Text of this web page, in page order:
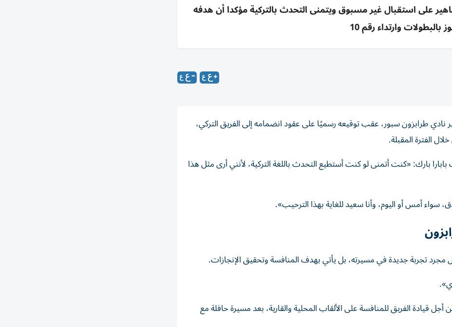
على استقبال غير مسبوق ويتمنى التحدث بالتركية مؤكدا أن هدفه
بالبطولات وارتداء رقم 10
طرابزون سبور، عقب توقيعه رسميًا على عقود انضمامه إلى الفريق التركي،
الفترة المقبلة.
بارك: «كنت أتمنى لو كنت أستطيع التحدث باللغة التركية، لأنني أرى مثل هذا
أمس أو اليوم، وأنا سعيد للغاية بهذا الترحيب».
مجرد تجربة جديدة في مسيرته، بل يأتي بهدف المنافسة وتحقيق الإنجازات.
قيادة الفريق للمنافسة على الألقاب المحلية والقارية، بعد مسيرة حافلة مع